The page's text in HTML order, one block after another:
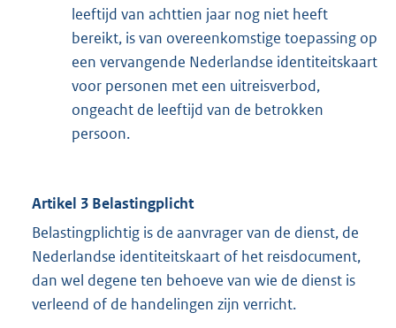
leeftijd van achttien jaar nog niet heeft
bereikt, is van overeenkomstige toepassing op
een vervangende Nederlandse identiteitskaart
voor personen met een uitreisverbod,
ongeacht de leeftijd van de betrokken
persoon.
Artikel 3 Belastingplicht
Belastingplichtig is de aanvrager van de dienst, de
Nederlandse identiteitskaart of het reisdocument,
dan wel degene ten behoeve van wie de dienst is
verleend of de handelingen zijn verricht.